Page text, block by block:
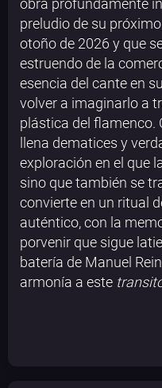
obra profundamente
preludio de su
otoño de 2026 y que
estruendo de la
esencia del cante en
volver a imaginarlo a
plástica del flamenco.
llena dematices y
exploración en el que
sino que también se
convierte en un ritual
auténtico, con la
porvenir que sigue
batería de Manuel
armonía a este